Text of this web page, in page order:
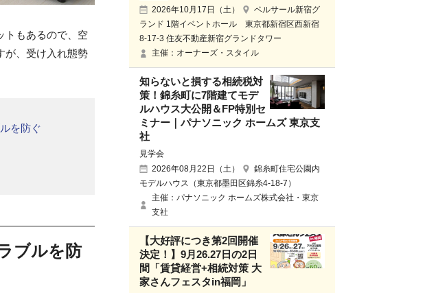
トもあるので、空
が、受け入れ態勢
を防ぐ
ブルを防
2026年10月17日（土）
ベルサール新宿グ
ランド 1階イベントホール 東京都新宿区西新宿
8-17-3 住友不動産新宿グランドタワー
主催：オーナーズ・スタイル
知らないと損する相続税対
策！錦糸町に7階建てモデ
ルハウス大公開＆FP特別セ
ミナー｜パナソニック ホームズ 東京支
社
見学会
2026年08月22日（土）
錦糸町住宅公園内
モデルハウス（東京都墨田区錦糸4-18-7）
主催：パナソニック ホームズ株式会社・東京
支社
【大好評につき第2回開催
決定！】9月26.27日の2日
間「賃貸経営+相続対策 大
家さんフェスタin福岡」